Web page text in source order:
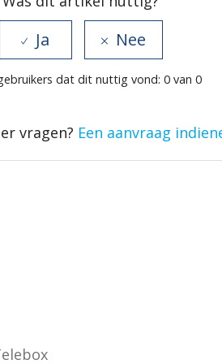
dat dit nuttig vond: 0 van 0
vragen? Een aanvraag